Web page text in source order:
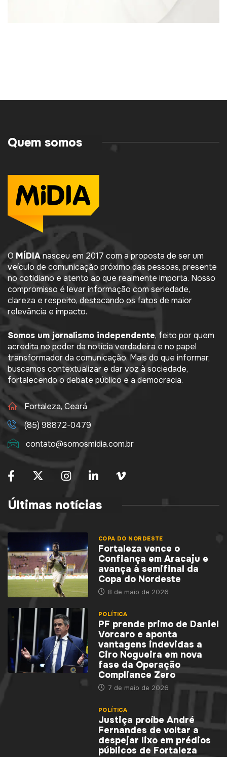
Quem somos
O MÍDIAnasceu em 2017 com a proposta de ser um
veículo de comunicação próximo das pessoas, presente
no cotidiano e atento ao que realmente importa. Nosso
compromisso é levar informação com seriedade,
clareza e respeito, destacando os fatos de maior
relevância e impacto.
Somos um jornalismo independente, feito por quem
acredita no poder da notícia verdadeira e no papel
transformador da comunicação. Mais do que informar,
buscamos contextualizar e dar voz à sociedade,
fortalecendo o debate público e a democracia.
Fortaleza, Ceará
(85) 98872-0479
contato@somosmidia.com.br
Últimas notícias
COPA DO NORDESTE
Fortaleza vence o
Confiança em Aracaju e
avança à semifinal da
Copa do Nordeste
8 de maio de 2026
POLÍTICA
PF prende primo de Daniel
Vorcaro e aponta
vantagens indevidas a
Ciro Nogueira em nova
fase da Operação
Compliance Zero
7 de maio de 2026
POLÍTICA
Justiça proíbe André
Fernandes de voltar a
despejar lixo em prédios
públicos de Fortaleza